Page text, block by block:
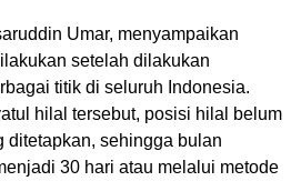
Umar, menyampaikan
setelah dilakukan
titik di seluruh Indonesia.
hilal tersebut, posisi hilal belum
ditetapkan, sehingga bulan
30 hari atau melalui metode